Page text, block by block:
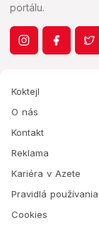
portálu.
Koktejl
O nás
Kontakt
Reklama
Kariéra v Azete
Pravidlá používania
Cookies